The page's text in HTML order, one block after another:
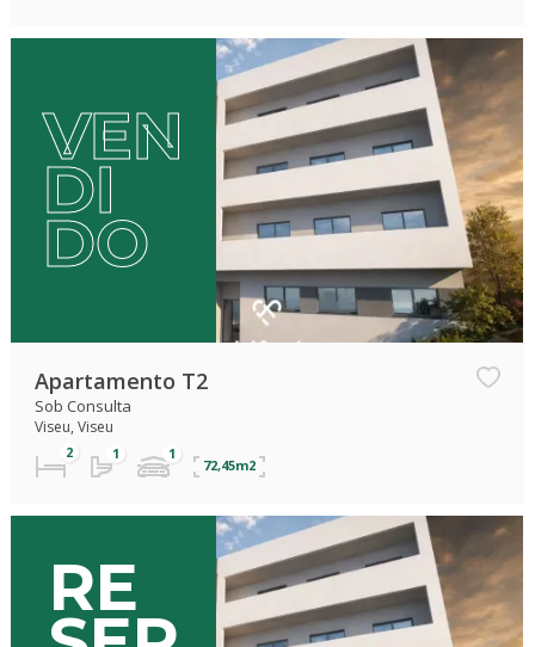
VEN
DI
DO
Apartamento T2
Sob Consulta
Viseu, Viseu
72,45m2
RE